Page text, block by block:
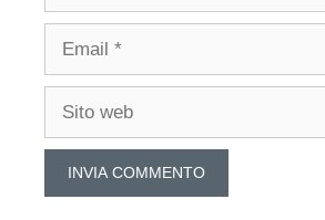
Email
Sito